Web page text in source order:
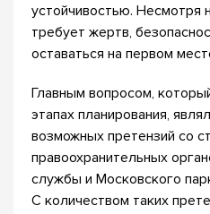
устойчивостью. Несмотря
требует жертв,
оставаться на первом
Главным вопросом,
этапах планирования,
возможных претензий со
правоохранительных
службы и Московского
С количеством таких